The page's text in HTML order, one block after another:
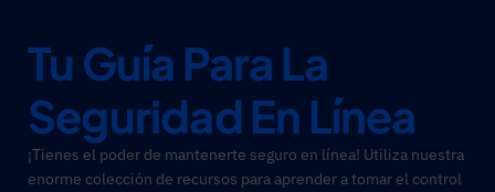
Tu Guía Para La
Seguridad En Línea
¡Tienes el poder de mantenerte seguro en línea! Utiliza nuestra
enorme colección de recursos para aprender a tomar el control